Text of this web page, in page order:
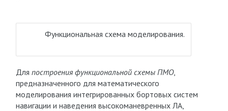
Функциональная схема моделирования.
Для построения функциональной схемы ПМО,
предназначенного для математического
моделирования интегрированных бортовых систем
навигации и наведения высокоманевренных ЛА,